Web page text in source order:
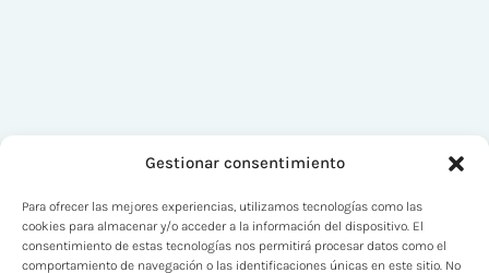
Gestionar consentimiento
Para ofrecer las mejores experiencias, utilizamos tecnologías como las
cookies para almacenar y/o acceder a la información del dispositivo. El
consentimiento de estas tecnologías nos permitirá procesar datos como el
comportamiento de navegación o las identificaciones únicas en este sitio. No